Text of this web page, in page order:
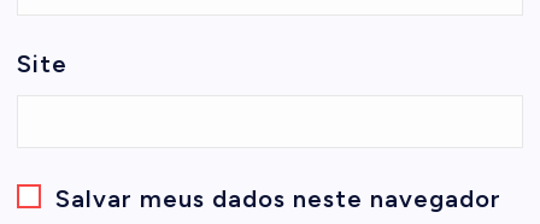
Site
Salvar meus dados neste navegador